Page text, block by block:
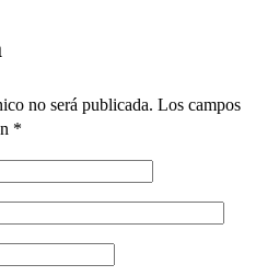
no será publicada. Los campos
*